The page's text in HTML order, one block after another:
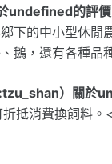
undefined的評價
下的中小型休閒
鵝，還有各種品
）關於
抵消費換飼料